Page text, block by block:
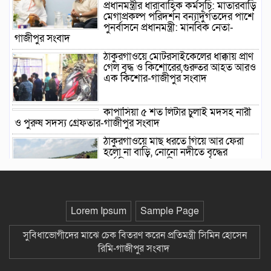
প্রধানমন্ত্রীর ধারাবাহিক কর্মসূচি: মাতারবাড়ি
মেগাপ্রকল্প পরিদর্শন বন্যাদুর্গতদের পাশে
পুনর্বাসনে প্রধানমন্ত্রী: মানবিক নেতা-
গাজীপুর সংবাদ
ঠাকুরগাঁওয়ে মোটরসাইকেলের ধাক্কায় প্রাণ
গেল বৃদ্ধ ও কিশোরের,গুরুতর আহত আরও
এক কিশোর-গাজীপুর সংবাদ
কাপাসিয়া ৫ শত লিটার চুলাই মদসহ নারী
ও পুরুষ সদস্য গ্রেফতার-গাজীপুর সংবাদ
ঠাকুরগাঁওয়ে মাছ ধরতে গিয়ে আর ফেরা
হলো না বাড়ি, নোনো নদীতে বৃদ্ধের
মর্মান্তিক মৃত্যু-গাজীপুর সংবাদ
জিম্মিদশায়, থানায় জিডি-গাজীপুর সংবাদ
ছাতক সিমেন্ট ফ্যাক্টরি-তে বৃক্ষরোপন
কর্মসূচীর উদ্বোধন-গাজীপুর সংবাদ
Lorem Ipsum
Sample Page
সুবিধাভোগীদের মাঝে চেক বিতরণ করেন প্রতিমন্ত্রী সিমিন হোসেন
রিমি-গাজীপুর সংবাদ